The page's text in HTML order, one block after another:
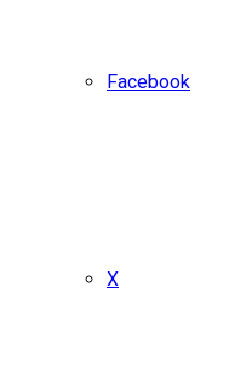
Facebook
X